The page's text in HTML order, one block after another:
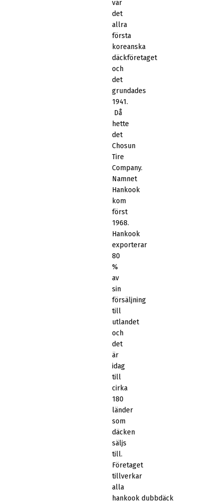
var
det
allra
första
koreanska
däckföretaget
och
det
grundades
1941.
Då
hette
det
Chosun
Tire
Company.
Namnet
Hankook
kom
först
1968.
Hankook
exporterar
80
%
av
sin
försäljning
till
utlandet
och
det
är
idag
till
cirka
180
länder
som
däcken
säljs
till.
Företaget
tillverkar
alla
hankook dubbdäck